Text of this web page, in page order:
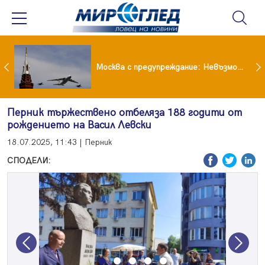
Вече не рушим само Земята: 4-тонен фрагмент на SpaceX удари луната Москва с предупреждание: Невъзможно е да бъде победена ядрена сила като Русия
Перник тържествено отбеляза 188 годити от
рождението на Васил Левски
18.07.2025, 11:43 | Перник
СПОДЕЛИ:
Previous Next